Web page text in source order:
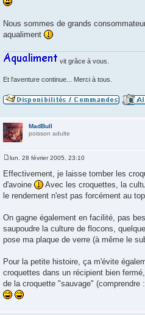
s
g
e
Nous sommes de grands
aqualiment
vit grâce à vous.
Et l'aventure continue... Merci à tous.
MadBull
poisson adulte
e
s
s
g
lun. 28 février 2005, 23:10
Effectivement, je laisse tomber les
d'avoine
Avec les croquettes, la
le rendement n'est pas forcément au top
On gagne également en facilité, pas
saupoudre la culture de flocons,
pose ma plaque de verre (à même le
Pour la petite histoire, ça m'évite
croquettes dans un récipient bien
de la croquette "sauvage" (comprendre